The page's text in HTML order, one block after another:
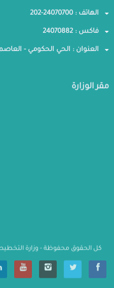
الهاتف : 24070700-202
فاكس : 24070882
العنوان : الحي الحكومي -
مقر الوزارة
كل الحقوق محفوظة - وزارة التخطيط